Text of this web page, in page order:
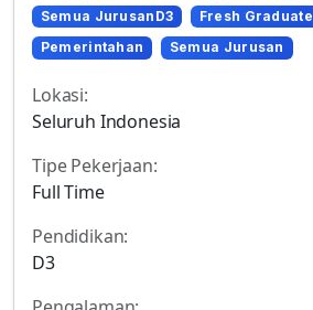
Semua JurusanD3
Fresh Graduate
Pemerintahan
Semua Jurusan
Lokasi:
Seluruh Indonesia
Tipe Pekerjaan:
Full Time
Pendidikan:
D3